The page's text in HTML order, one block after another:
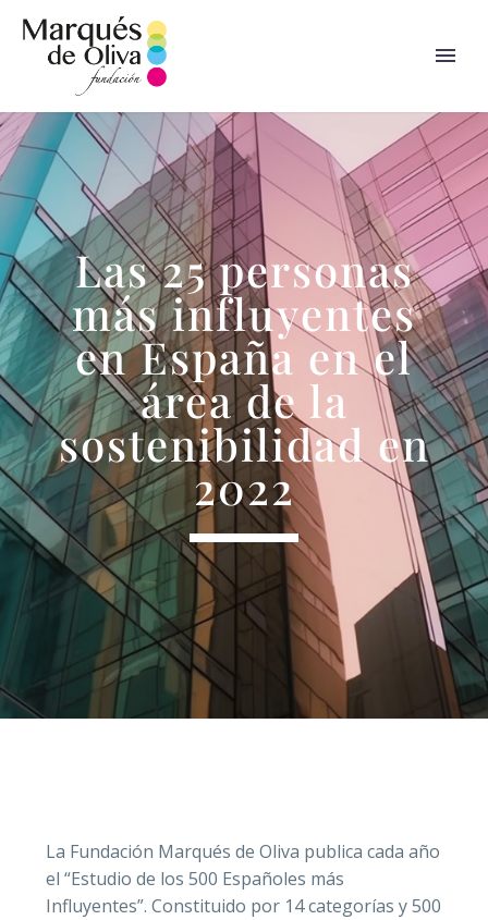
Las 25 personas
más influyentes
en España en el
área de la
sostenibilidad en
2022
La Fundación Marqués de Oliva publica cada año
el “Estudio de los 500 Españoles más
Influyentes”. Constituido por 14 categorías y 500